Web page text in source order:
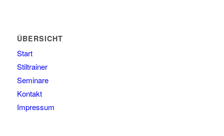
ÜBERSICHT
Start
Stiltrainer
Seminare
Kontakt
Impressum